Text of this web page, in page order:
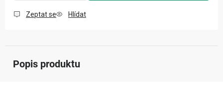
Zeptat se Hlídat
Popis produktu